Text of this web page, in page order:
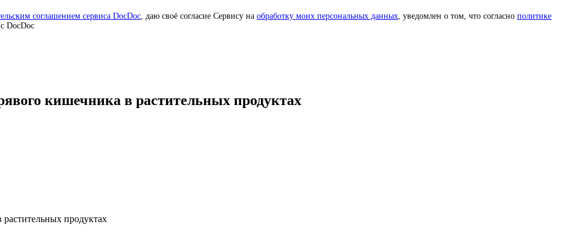
соглашением сервиса DocDoc, даю своё согласие Сервису на обработку моих персональных данных, уведомлен о том, что согласно политике
DocDoc
кишечника в растительных продуктах